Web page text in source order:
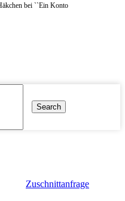
bei ``Ein Konto
Search
Zuschnittanfrage